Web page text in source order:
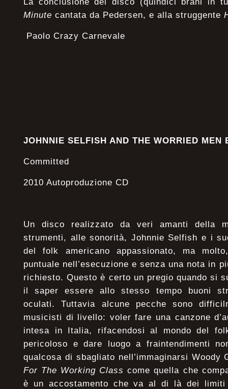
Minute cantata da Pedersen, e alla struggente
Paolo Crazy Carnevale
JOHNNIE SELFISH AND THE WORRIED MEN
Committed
2010 Autoproduzione CD
Un disco realizzato da veri amanti della
strumenti, alle sonorità, Johnnie Selfish e i
del folk americano appassionato, ma
puntuale nell’esecuzione e senza una nota in
richiesto. Questo è certo un pregio quando si
il saper essere allo stesso tempo buoni
oculati. Tuttavia alcune pecche sono
musicisti di livello: voler fare una canzone
intesa in Italia, rifacendosi al mondo del
pericoloso e dare luogo a fraintendimenti
qualcosa di sbagliato nell’immaginarsi Woody
For The Working Classcome quella che
è un accostamento che va al di là dei